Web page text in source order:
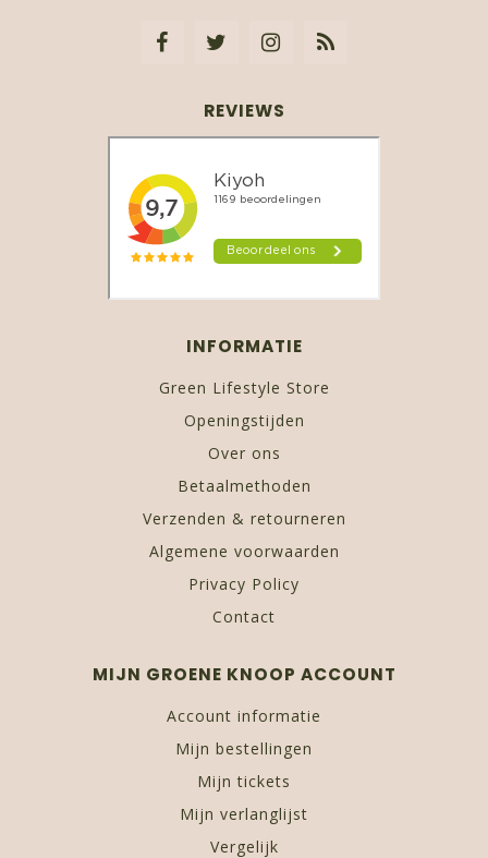
REVIEWS
INFORMATIE
Green Lifestyle Store
Openingstijden
Over ons
Betaalmethoden
Verzenden & retourneren
Algemene voorwaarden
Privacy Policy
Contact
MIJN GROENE KNOOP ACCOUNT
Account informatie
Mijn bestellingen
Mijn tickets
Mijn verlanglijst
Vergelijk